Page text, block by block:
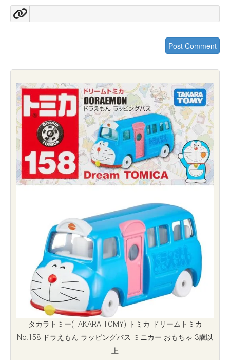
タカラトミー(TAKARA TOMY) トミカ ドリームトミカ
No.158 ドラえもん ラッピングバス ミニカー おもちゃ 3歳以
上